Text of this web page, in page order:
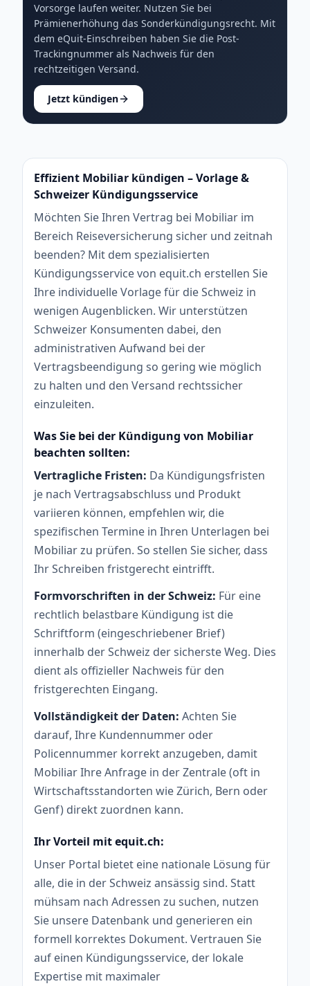
Vorsorge laufen weiter. Nutzen Sie bei
Prämienerhöhung das Sonderkündigungsrecht. Mit
dem eQuit-Einschreiben haben Sie die Post-
Trackingnummer als Nachweis für den
rechtzeitigen Versand.
Jetzt kündigen
Effizient Mobiliar kündigen – Vorlage &
Schweizer Kündigungsservice
Möchten Sie Ihren Vertrag bei Mobiliar im
Bereich Reiseversicherung sicher und zeitnah
beenden? Mit dem spezialisierten
Kündigungsservice von equit.ch erstellen Sie
Ihre individuelle Vorlage für die Schweiz in
wenigen Augenblicken. Wir unterstützen
Schweizer Konsumenten dabei, den
administrativen Aufwand bei der
Vertragsbeendigung so gering wie möglich
zu halten und den Versand rechtssicher
einzuleiten.
Was Sie bei der Kündigung von Mobiliar
beachten sollten:
Vertragliche Fristen: Da Kündigungsfristen
je nach Vertragsabschluss und Produkt
variieren können, empfehlen wir, die
spezifischen Termine in Ihren Unterlagen bei
Mobiliar zu prüfen. So stellen Sie sicher, dass
Ihr Schreiben fristgerecht eintrifft.
Formvorschriften in der Schweiz: Für eine
rechtlich belastbare Kündigung ist die
Schriftform (eingeschriebener Brief)
innerhalb der Schweiz der sicherste Weg. Dies
dient als offizieller Nachweis für den
fristgerechten Eingang.
Vollständigkeit der Daten: Achten Sie
darauf, Ihre Kundennummer oder
Policennummer korrekt anzugeben, damit
Mobiliar Ihre Anfrage in der Zentrale (oft in
Wirtschaftsstandorten wie Zürich, Bern oder
Genf) direkt zuordnen kann.
Ihr Vorteil mit equit.ch:
Unser Portal bietet eine nationale Lösung für
alle, die in der Schweiz ansässig sind. Statt
mühsam nach Adressen zu suchen, nutzen
Sie unsere Datenbank und generieren ein
formell korrektes Dokument. Vertrauen Sie
auf einen Kündigungsservice, der lokale
Expertise mit maximaler